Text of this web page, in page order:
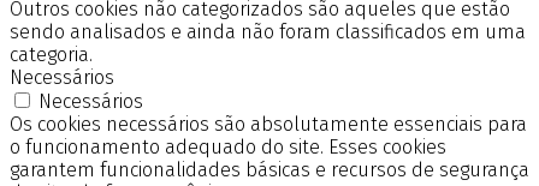
Outros cookies não categorizados são aqueles que estão
sendo analisados e ainda não foram classificados em uma
categoria.
Necessários
Necessários
Os cookies necessários são absolutamente essenciais para
o funcionamento adequado do site. Esses cookies
garantem funcionalidades básicas e recursos de segurança